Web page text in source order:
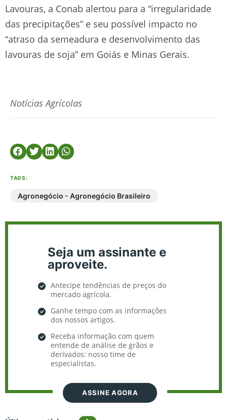
Lavouras, a Conab alertou para a “irregularidade
das precipitações” e seu possível impacto no
“atraso da semeadura e desenvolvimento das
lavouras de soja” em Goiás e Minas Gerais.
Notícias Agrícolas
TAGS:
Agronegócio - Agronegócio Brasileiro
Seja um assinante e
aproveite.
Antecipe tendências de preços do
mercado agrícola.
Ganhe tempo com as informações
dos nossos artigos.
Receba informação com quem
entende de análise de grãos e
derivados: nosso time de
especialistas.
ASSINE AGORA